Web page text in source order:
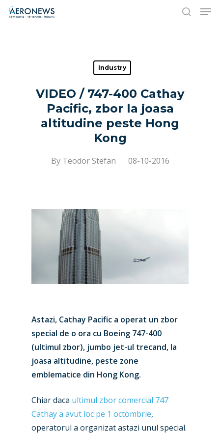
Hit enter to search or ESC to close
Industry
VIDEO / 747-400 Cathay
Pacific, zbor la joasa
altitudine peste Hong
Kong
By Teodor Stefan 08-10-2016
Astazi, Cathay Pacific a operat un zbor
special de o ora cu Boeing 747-400
(ultimul zbor), jumbo jet-ul trecand, la
joasa altitudine, peste zone
emblematice din Hong Kong.
Chiar daca ultimul zbor comercial 747
Cathay a avut loc pe 1 octombrie,
operatorul a organizat astazi unul special.